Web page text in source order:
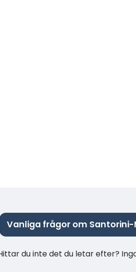
Vanliga frågor om Santorini-
du inte det du letar efter?